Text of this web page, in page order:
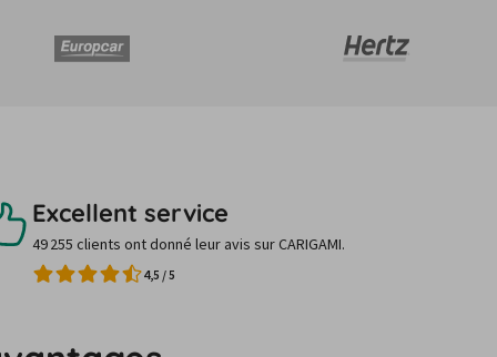
Excellent service
49 255 clients ont donné leur avis sur CARIGAMI.
4,5 /5